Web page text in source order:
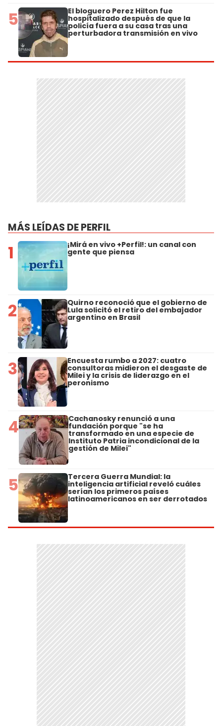
5 El bloguero Perez Hilton fue
hospitalizado después de que la
policía fuera a su casa tras una
perturbadora transmisión en vivo
MÁS LEÍDAS DE PERFIL
1 ¡Mirá en vivo +Perfil!: un canal con
gente que piensa
2 Quirno reconoció que el gobierno de
Lula solicitó el retiro del embajador
argentino en Brasil
3 Encuesta rumbo a 2027: cuatro
consultoras midieron el desgaste de
Milei y la crisis de liderazgo en el
peronismo
4 Cachanosky renunció a una
fundación porque "se ha
transformado en una especie de
Instituto Patria incondicional de la
gestión de Milei"
5 Tercera Guerra Mundial: la
inteligencia artificial reveló cuáles
serían los primeros países
latinoamericanos en ser derrotados